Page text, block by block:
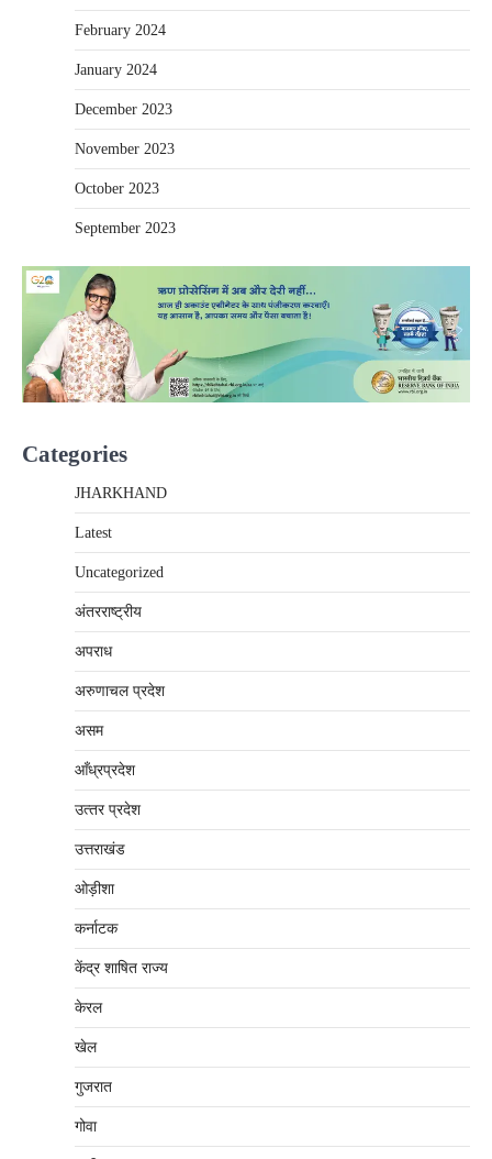
February 2024
January 2024
December 2023
November 2023
October 2023
September 2023
Categories
JHARKHAND
Latest
Uncategorized
अंतरराष्‍ट्रीय
अपराध
अरुणाचल प्रदेश
असम
आँध्रप्रदेश
उत्‍तर प्रदेश
उत्तराखंड
ओड़ीशा
कर्नाटक
केंद्र शाषित राज्य
केरल
खेल
गुजरात
गोवा